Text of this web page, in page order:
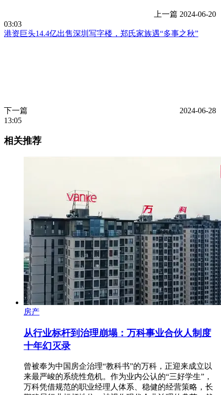
上一篇 2024-06-20
03:03
港资巨头14.4亿出售深圳写字楼，郑氏家族遇“多事之秋”
下一篇
2024-06-28
13:05
相关推荐
房产
从行业标杆到治理崩塌：万科事业合伙人制度
十年幻灭录
曾被奉为中国房企治理“教科书”的万科，正迎来成立以
来最严峻的系统性危机。作为业内公认的“三好学生”，
万科凭借规范的职业经理人体系、稳健的经营策略，长